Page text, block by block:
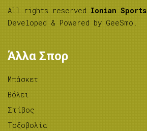
All rights reserved Ionian Sports
Developed & Powered by GeeSmo .
Άλλα Σπορ
Μπάσκετ
Βόλεϊ
Στίβος
Tοξοβολία